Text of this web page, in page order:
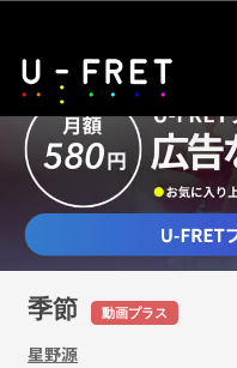
季節 動画プラス
星野源